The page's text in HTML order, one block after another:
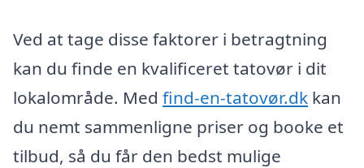
Ved at tage disse faktorer i betragtning
kan du finde en kvalificeret tatovør i dit
lokalområde. Med find-en-tatovør.dk kan
du nemt sammenligne priser og booke et
tilbud, så du får den bedst mulige